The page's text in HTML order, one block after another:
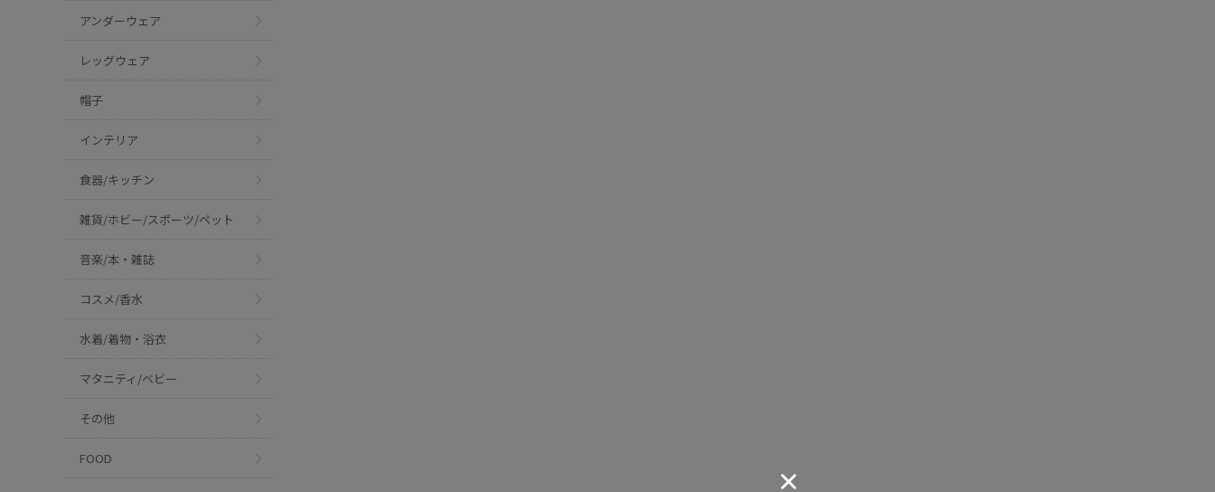
アンダーウェア
レッグウェア
帽子
インテリア
食器/キッチン
雑貨/ホビー/スポーツ/ペット
音楽/本・雑誌
コスメ/香水
水着/着物・浴衣
マタニティ/ベビー
その他
FOOD